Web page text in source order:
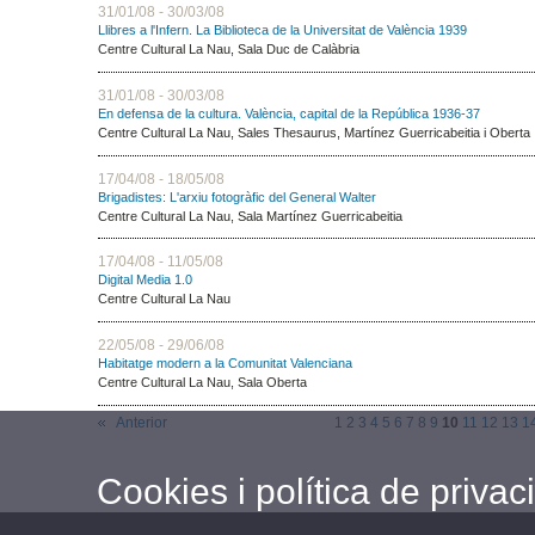
31/01/08 - 30/03/08
Llibres a l'Infern. La Biblioteca de la Universitat de València 1939
Centre Cultural La Nau, Sala Duc de Calàbria
31/01/08 - 30/03/08
En defensa de la cultura. València, capital de la República 1936-37
Centre Cultural La Nau, Sales Thesaurus, Martínez Guerricabeitia i Oberta
17/04/08 - 18/05/08
Brigadistes: L'arxiu fotogràfic del General Walter
Centre Cultural La Nau, Sala Martínez Guerricabeitia
17/04/08 - 11/05/08
Digital Media 1.0
Centre Cultural La Nau
22/05/08 - 29/06/08
Habitatge modern a la Comunitat Valenciana
Centre Cultural La Nau, Sala Oberta
Anterior 1 2 3 4 5 6 7 8 9 10 11 12 13
Cookies i política de